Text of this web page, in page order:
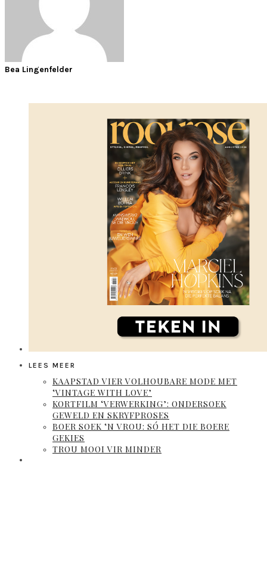
Bea Lingenfelder
LEES MEER
KAAPSTAD VIER VOLHOUBARE MODE MET
‘VINTAGE WITH LOVE’
KORTFILM ‘VERWERKING’: ONDERSOEK
GEWELD EN SKRYFPROSES
BOER SOEK ‘N VROU: SÓ HET DIE BOERE
GEKIES
TROU MOOI VIR MINDER